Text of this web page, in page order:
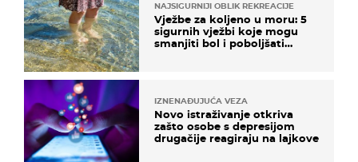
NAJSIGURNIJI OBLIK REKREACIJE
Vježbe za koljeno u moru: 5
sigurnih vježbi koje mogu
smanjiti bol i poboljšati
IZNENAĐUJUĆA VEZA
Novo istraživanje otkriva
zašto osobe s depresijom
drugačije reagiraju na lajkove